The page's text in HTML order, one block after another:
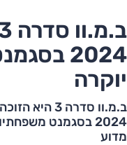
2024
יוקרה
ב.מ.וו סדרה
2024 בסגמנט
מדוע